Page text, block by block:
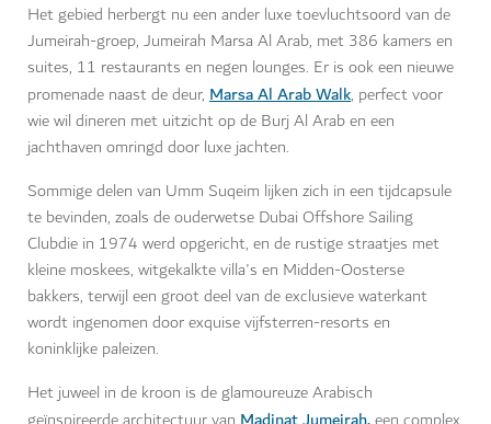
Het gebied herbergt nu een ander luxe toevluchtsoord van de
Jumeirah-groep, Jumeirah Marsa Al Arab, met 386 kamers en
suites, 11 restaurants en negen lounges. Er is ook een nieuwe
promenade naast de deur, Marsa Al Arab Walk, perfect voor
wie wil dineren met uitzicht op de Burj Al Arab en een
jachthaven omringd door luxe jachten.
Sommige delen van Umm Suqeim lijken zich in een tijdcapsule
te bevinden, zoals de ouderwetse Dubai Offshore Sailing
Clubdie in 1974 werd opgericht, en de rustige straatjes met
kleine moskees, witgekalkte villa's en Midden-Oosterse
bakkers, terwijl een groot deel van de exclusieve waterkant
wordt ingenomen door exquise vijfsterren-resorts en
koninklijke paleizen.
Het juweel in de kroon is de glamoureuze Arabisch